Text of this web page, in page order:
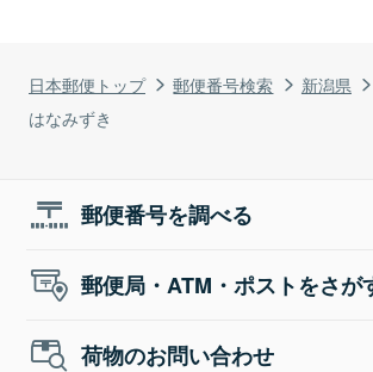
日本郵便トップ 郵便番号検索 新潟県
はなみずき
郵便番号を調べる
郵便局・ATM・ポストをさが
荷物のお問い合わせ